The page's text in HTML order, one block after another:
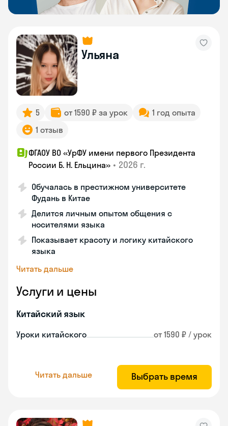
Ульяна
5 от 1590 ₽ за урок
1 год опыта
1 отзыв
ФГАОУ ВО «УрФУ имени первого Президента
России Б. Н. Ельцина» • 2026 г.
Обучалась в престижном университете
Фудань в Китае
Делится личным опытом общения с
носителями языка
Показывает красоту и логику китайского
языка
Читать дальше
Услуги и цены
Китайский язык
Уроки китайского от 1590 ₽ / урок
Читать дальше Выбрать время